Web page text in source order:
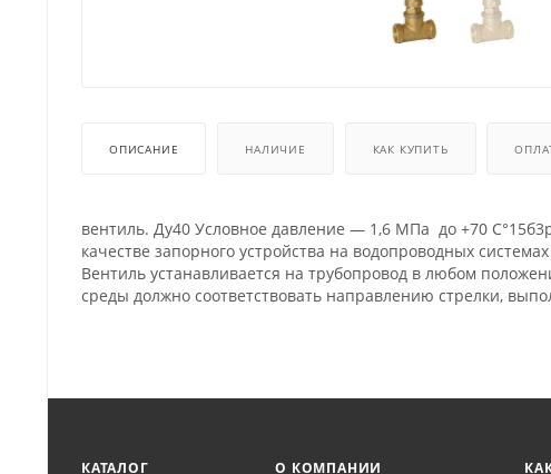
ОПИСАНИЕ НАЛИЧИЕ КАК КУПИТЬ
вентиль. Ду40 Условное давление — 1,6 МПа до +70
качестве запорного устройства на водопроводных
Вентиль устанавливается на трубопровод в любом
среды должно соответствовать направлению стрелки,
КАТАЛОГ О КОМПАНИИ